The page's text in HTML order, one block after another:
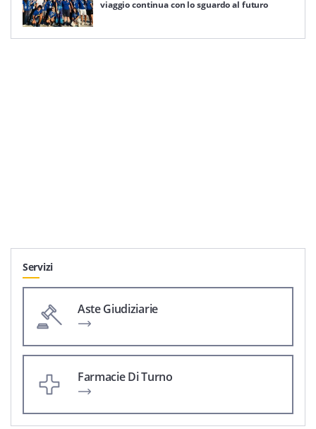
viaggio continua con lo sguardo al futuro
Servizi
Aste Giudiziarie
Farmacie Di Turno